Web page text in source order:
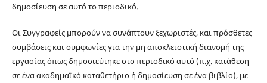
δημοσίευση σε αυτό το περιοδικό.
Οι Συγγραφείς μπορούν να συνάπτουν ξεχωριστές, και πρόσθετες
συμβάσεις και συμφωνίες για την μη αποκλειστική διανομή της
εργασίας όπως δημοσιεύτηκε στο περιοδικό αυτό (π.χ. κατάθεση
σε ένα ακαδημαϊκό καταθετήριο ή δημοσίευση σε ένα βιβλίο), με